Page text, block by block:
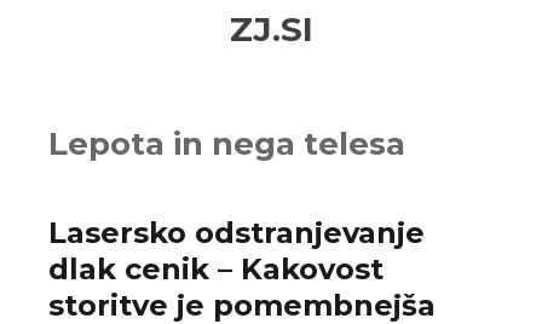
ZJ.SI
Lepota in nega telesa
Lasersko odstranjevanje
dlak cenik – Kakovost
storitve je pomembnejša